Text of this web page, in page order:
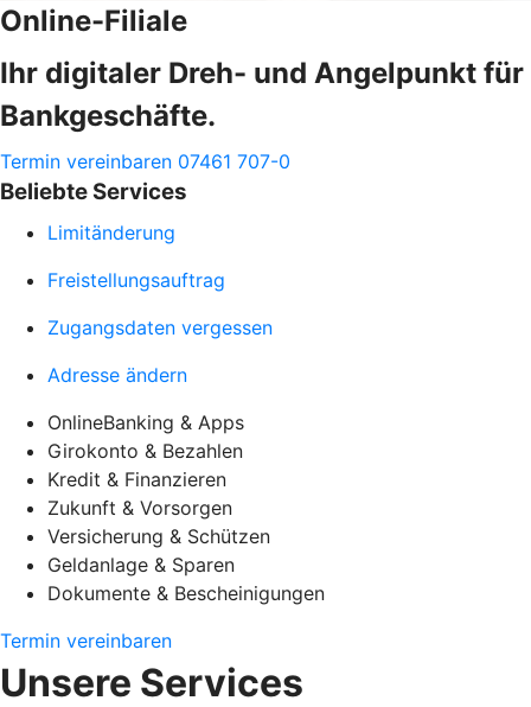
Online-Filiale
Ihr digitaler Dreh- und Angelpunkt für
Bankgeschäfte.
Termin vereinbaren 07461 707-0
Beliebte Services
Limitänderung
Freistellungsauftrag
Zugangsdaten vergessen
Adresse ändern
OnlineBanking & Apps
Girokonto & Bezahlen
Kredit & Finanzieren
Zukunft & Vorsorgen
Versicherung & Schützen
Geldanlage & Sparen
Dokumente & Bescheinigungen
Termin vereinbaren
Unsere Services